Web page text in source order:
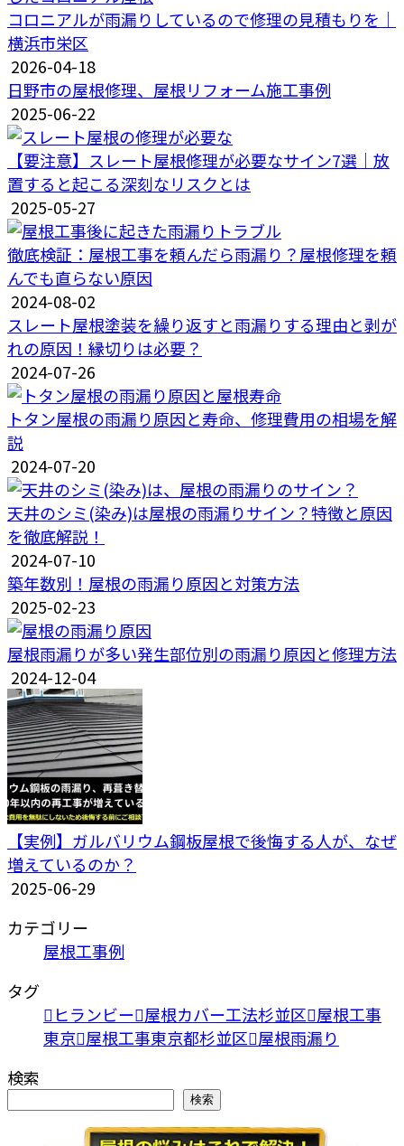
コロニアルが雨漏りしているので修理の見積もりを｜
横浜市栄区
2026-04-18
日野市の屋根修理、屋根リフォーム施工事例
2025-06-22
【要注意】スレート屋根修理が必要なサイン7選｜放
置すると起こる深刻なリスクとは
2025-05-27
徹底検証：屋根工事を頼んだら雨漏り？屋根修理を頼
んでも直らない原因
2024-08-02
スレート屋根塗装を繰り返すと雨漏りする理由と剥が
れの原因！縁切りは必要？
2024-07-26
トタン屋根の雨漏り原因と寿命、修理費用の相場を解
説
2024-07-20
天井のシミ(染み)は屋根の雨漏りサイン？特徴と原因
を徹底解説！
2024-07-10
築年数別！屋根の雨漏り原因と対策方法
2025-02-23
屋根雨漏りが多い発生部位別の雨漏り原因と修理方法
2024-12-04
【実例】ガルバリウム鋼板屋根で後悔する人が、なぜ
増えているのか？
2025-06-29
カテゴリー
屋根工事例
タグ
ヒランビー 屋根カバー工法杉並区 屋根工事
東京 屋根工事東京都杉並区 屋根雨漏り
検索
検索